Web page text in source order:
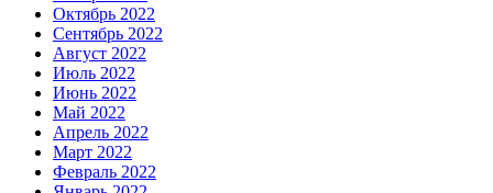
Октябрь 2022
Сентябрь 2022
Август 2022
Июль 2022
Июнь 2022
Май 2022
Апрель 2022
Март 2022
Февраль 2022